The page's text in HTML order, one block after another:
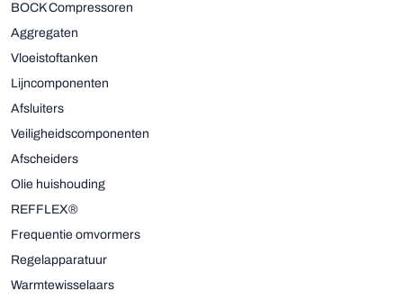
BOCK Compressoren
Aggregaten
Vloeistoftanken
Lijncomponenten
Afsluiters
Veiligheidscomponenten
Afscheiders
Olie huishouding
REFFLEX®
Frequentie omvormers
Regelapparatuur
Warmtewisselaars